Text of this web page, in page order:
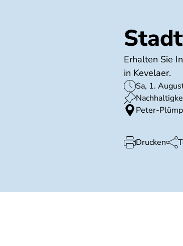
Erhalten Sie
in Kevelaer.
Sa, 1.
Peter-
Drucken